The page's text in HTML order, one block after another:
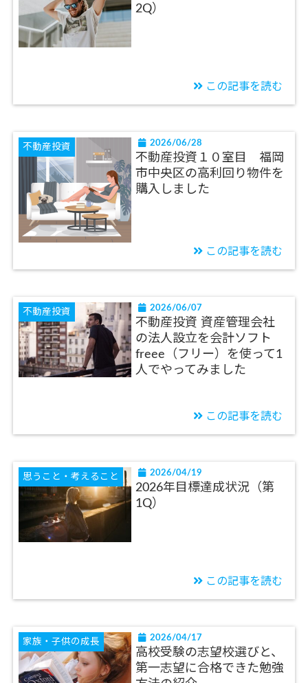
2Q）
この記事を読む
不動産投資 2026/06/28
不動産投資１０室目 福岡
市中央区の高利回り物件を
購入しました
この記事を読む
不動産投資 2026/06/07
不動産投資 資産管理会社
の法人設立を会計ソフト
freee（フリー）を使って1
人でやってみました
この記事を読む
思うこと・考えること 2026/04/19
2026年目標達成状況（第
1Q）
この記事を読む
家族・子供の成長 2026/04/17
高校受験の志望校選びと、
第一志望に合格できた勉強